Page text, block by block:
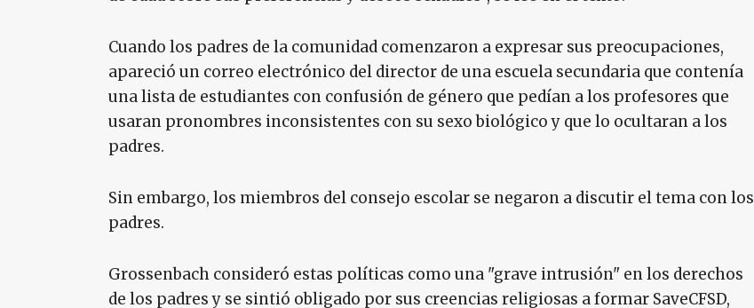
Cuando los padres de la comunidad comenzaron a expresar sus preocupaciones,
apareció un correo electrónico del director de una escuela secundaria que contenía
una lista de estudiantes con confusión de género que pedían a los profesores que
usaran pronombres inconsistentes con su sexo biológico y que lo ocultaran a los
padres.
Sin embargo, los miembros del consejo escolar se negaron a discutir el tema con los
padres.
Grossenbach consideró estas políticas como una "grave intrusión" en los derechos
de los padres y se sintió obligado por sus creencias religiosas a formar SaveCFSD,